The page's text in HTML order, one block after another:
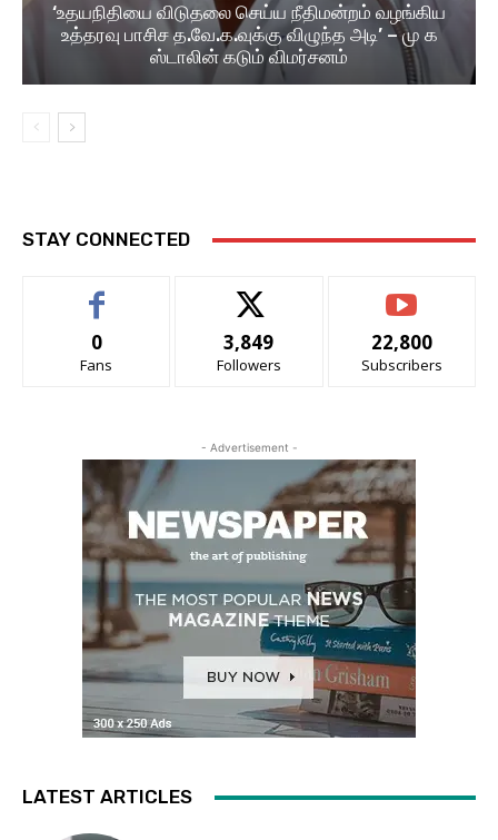
‘உதயநிதியை விடுதலை செய்ய நீதிமன்றம் வழங்கிய
உத்தரவு பாசிச த.வே.க.வுக்கு விழுந்த அடி’ – மு க
ஸ்டாலின் கடும் விமர்சனம்
STAY CONNECTED
0
Fans
3,849
Followers
22,800
Subscribers
- Advertisement -
LATEST ARTICLES